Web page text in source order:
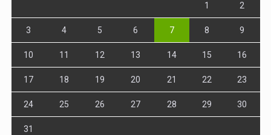
1 2
3 4 5 6 7 8 9
10 11 12 13 14 15 16
17 18 19 20 21 22 23
24 25 26 27 28 29 30
31